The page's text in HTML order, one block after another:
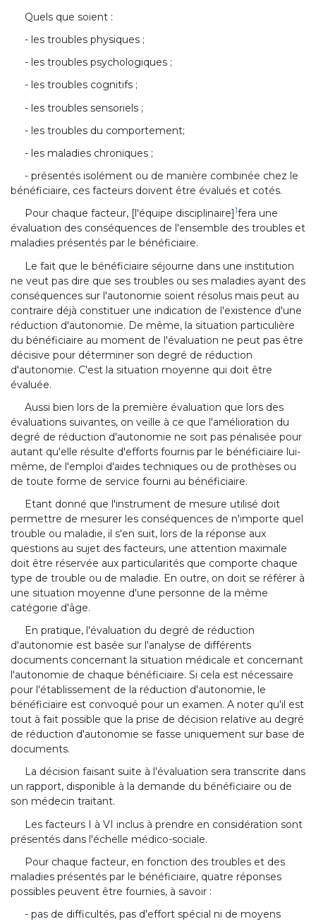
Quels que soient :
- les troubles physiques ;
- les troubles psychologiques ;
- les troubles cognitifs ;
- les troubles sensoriels ;
- les troubles du comportement;
- les maladies chroniques ;
- présentés isolément ou de manière combinée chez le
bénéficiaire, ces facteurs doivent être évalués et cotés.
Pour chaque facteur, [l'équipe disciplinaire] 1fera une
évaluation des conséquences de l'ensemble des troubles et
maladies présentés par le bénéficiaire.
Le fait que le bénéficiaire séjourne dans une institution
ne veut pas dire que ses troubles ou ses maladies ayant des
conséquences sur l'autonomie soient résolus mais peut au
contraire déjà constituer une indication de l'existence d'une
réduction d'autonomie. De même, la situation particulière
du bénéficiaire au moment de l'évaluation ne peut pas être
décisive pour déterminer son degré de réduction
d'autonomie. C'est la situation moyenne qui doit être
évaluée.
Aussi bien lors de la première évaluation que lors des
évaluations suivantes, on veille à ce que l'amélioration du
degré de réduction d'autonomie ne soit pas pénalisée pour
autant qu'elle résulte d'efforts fournis par le bénéficiaire lui-
même, de l'emploi d'aides techniques ou de prothèses ou
de toute forme de service fourni au bénéficiaire.
Etant donné que l'instrument de mesure utilisé doit
permettre de mesurer les conséquences de n'importe quel
trouble ou maladie, il s'en suit, lors de la réponse aux
questions au sujet des facteurs, une attention maximale
doit être réservée aux particularités que comporte chaque
type de trouble ou de maladie. En outre, on doit se référer à
une situation moyenne d'une personne de la même
catégorie d'âge.
En pratique, l'évaluation du degré de réduction
d'autonomie est basée sur l'analyse de différents
documents concernant la situation médicale et concernant
l'autonomie de chaque bénéficiaire. Si cela est nécessaire
pour l'établissement de la réduction d'autonomie, le
bénéficiaire est convoqué pour un examen. A noter qu'il est
tout à fait possible que la prise de décision relative au degré
de réduction d'autonomie se fasse uniquement sur base de
documents.
La décision faisant suite à l'évaluation sera transcrite dans
un rapport, disponible à la demande du bénéficiaire ou de
son médecin traitant.
Les facteurs I à VI inclus à prendre en considération sont
présentés dans l'échelle médico-sociale.
Pour chaque facteur, en fonction des troubles et des
maladies présentés par le bénéficiaire, quatre réponses
possibles peuvent être fournies, à savoir :
- pas de difficultés, pas d'effort spécial ni de moyens